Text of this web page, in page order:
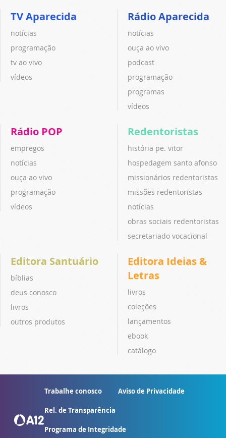
TV Aparecida
notícias
programação
tv ao vivo
vídeos
Rádio Aparecida
notícias
ouça ao vivo
podcast
programação
programas
vídeos
Rádio POP
empregos
notícias
ouça ao vivo
programação
vídeos
Redentoristas
história pe. vitor
hospedagem santo afonso
missionários redentoristas
missões redentoristas
notícias
obras sociais redentoristas
secretariado vocacional
Editora Santuário
bíblias
deus conosco
livros
outros produtos
Editora Ideias &
Letras
livros
coleções
lançamentos
ebook
catálogo
Trabalhe conosco Aviso de Privacidade
Rel. de Transparência
Programa de Integridade